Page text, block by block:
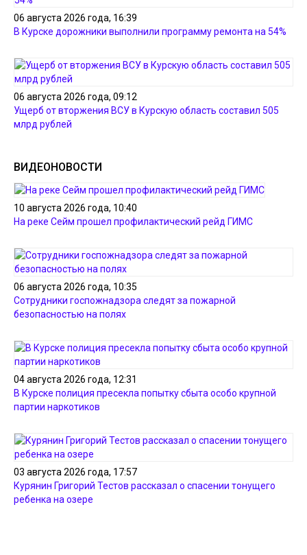
06 августа 2026 года, 16:39
В Курске дорожники выполнили программу ремонта на 54%
06 августа 2026 года, 09:12
Ущерб от вторжения ВСУ в Курскую область составил 505
млрд рублей
ВИДЕОНОВОСТИ
10 августа 2026 года, 10:40
На реке Сейм прошел профилактический рейд ГИМС
06 августа 2026 года, 10:35
Сотрудники госпожнадзора следят за пожарной
безопасностью на полях
04 августа 2026 года, 12:31
В Курске полиция пресекла попытку сбыта особо крупной
партии наркотиков
03 августа 2026 года, 17:57
Курянин Григорий Тестов рассказал о спасении тонущего
ребенка на озере